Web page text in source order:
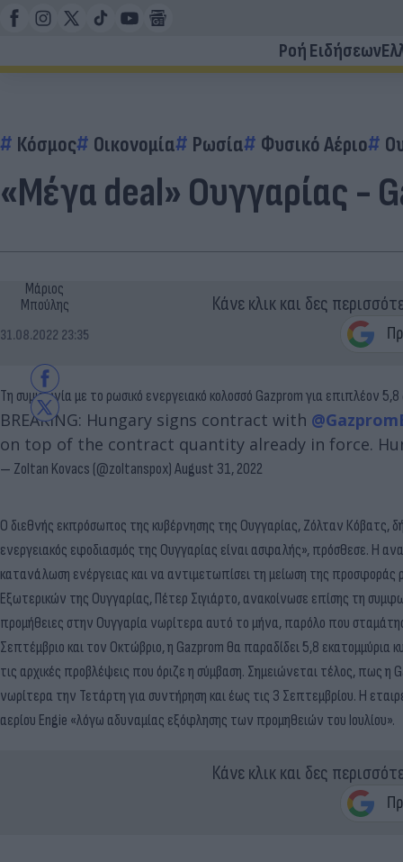
Ροή Ειδήσεων
Κόσμος Οικονομία Ρωσία Φυσικό Αέριο
«Μέγα deal» Ουγγαρίας -
Μάριος
Μπούλης
31.08.2022 23:35
Κάνε κλικ και δες
Τη συμφωνία με το ρωσικό ενεργειακό κολοσσό Gazprom για επιπλέον 5,8
BREAKING: Hungary signs contract with
on top of the contract quantity already in force.
— Zoltan Kovacs (@zoltanspox)August 31, 2022
Ο διεθνής εκπρόσωπος της κυβέρνησης της Ουγγαρίας, Ζόλταν
ενεργειακός εφοδιασμός της Ουγγαρίας είναι ασφαλής», πρόσθεσε. Η
κατανάλωση ενέργειας και να αντιμετωπίσει τη μείωση της
Εξωτερικών της Ουγγαρίας, Πέτερ Σιγιάρτο, ανακοίνωσε επίσης τη
προμήθειες στην Ουγγαρία νωρίτερα αυτό το μήνα, παρόλο που
Σεπτέμβριο και τον Οκτώβριο, η Gazprom θα παραδίδει 5,8 εκατομμύρια
τις αρχικές προβλέψεις που όριζε η σύμβαση. Σημειώνεται τέλος, πως η
νωρίτερα την Τετάρτη για συντήρηση και έως τις 3 Σεπτεμβρίου. Η
αερίου Engie «λόγω αδυναμίας εξόφλησης των προμηθειών του Ιουλίου».
Κάνε κλικ και δες